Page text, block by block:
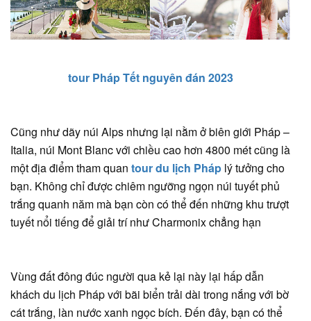
tour Pháp Tết nguyên đán 2023
Cũng như dãy núi Alps nhưng lại nằm ở biên giới Pháp –
Italia, núi Mont Blanc với chiều cao hơn 4800 mét cũng là
một địa điểm tham quan tour du lịch Pháp lý tưởng cho
bạn. Không chỉ được chiêm ngưỡng ngọn núi tuyết phủ
trắng quanh năm mà bạn còn có thể đến những khu trượt
tuyết nổi tiếng để giải trí như Charmonix chẳng hạn
Vùng đất đông đúc người qua kẻ lại này lại hấp dẫn
khách du lịch Pháp với bãi biển trải dài trong nắng với bờ
cát trắng, làn nước xanh ngọc bích. Đến đây, bạn có thể